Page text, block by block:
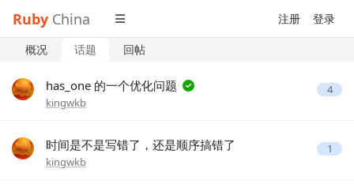
Ruby China 注册 登录
概况 话题 回帖
has_one 的一个优化问题
kingwkb
4
时间是不是写错了，还是顺序搞错了
kingwkb
1